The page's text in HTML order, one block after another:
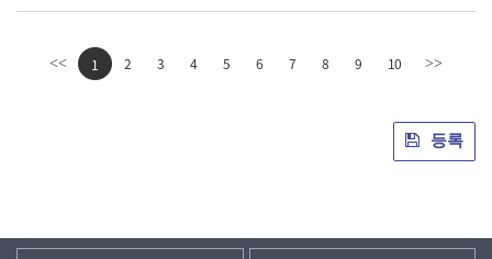
<< 1 2 3 4 5 6 7 8 9 10 >>
등록